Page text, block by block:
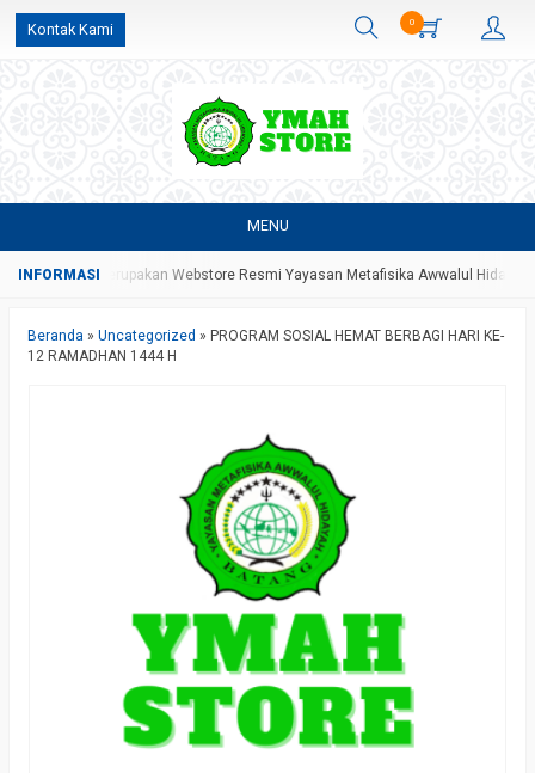
Kontak Kami 0
MENU
Yang Merupakan Webstore Resmi Yayasan Metafisika Awwalul Hidayah
Beranda » Uncategorized » PROGRAM SOSIAL HEMAT BERBAGI HARI KE-
12 RAMADHAN 1444 H